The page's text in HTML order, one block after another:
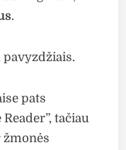
.
pats
tačiau
žmonės